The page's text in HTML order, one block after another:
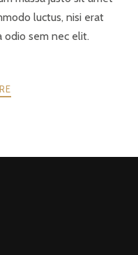
luctus, nisi erat
odio sem nec elit.